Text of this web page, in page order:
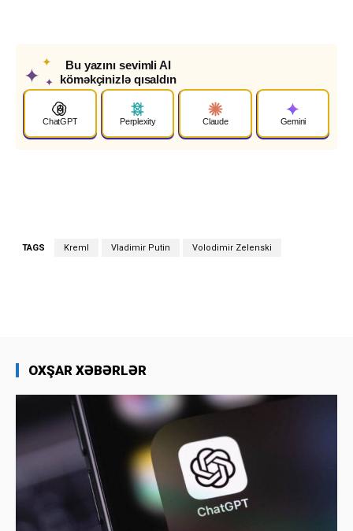
✦
✦
✦
Bu yazını sevimli AI
köməkçinizlə qısaldın
ChatGPT Perplexity Claude Gemini
TAGS Kreml Vladimir Putin Volodimir Zelenski
OXŞAR XƏBƏRLƏR